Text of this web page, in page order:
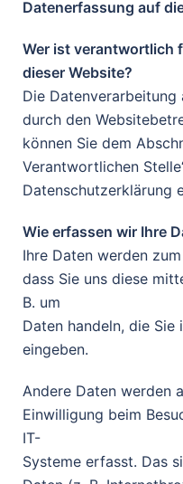
Datenerfassung auf
Wer ist verantwortlich
dieser Website?
Die
durch den
können Sie dem
Verantwortlichen
Datenschutzerklärung
Wie erfassen wir Ihre
Ihre Daten werden
dass Sie uns diese
B. um
Daten handeln, die
eingeben.
Andere Daten werden
Einwilligung beim
IT-
Systeme erfasst. Das